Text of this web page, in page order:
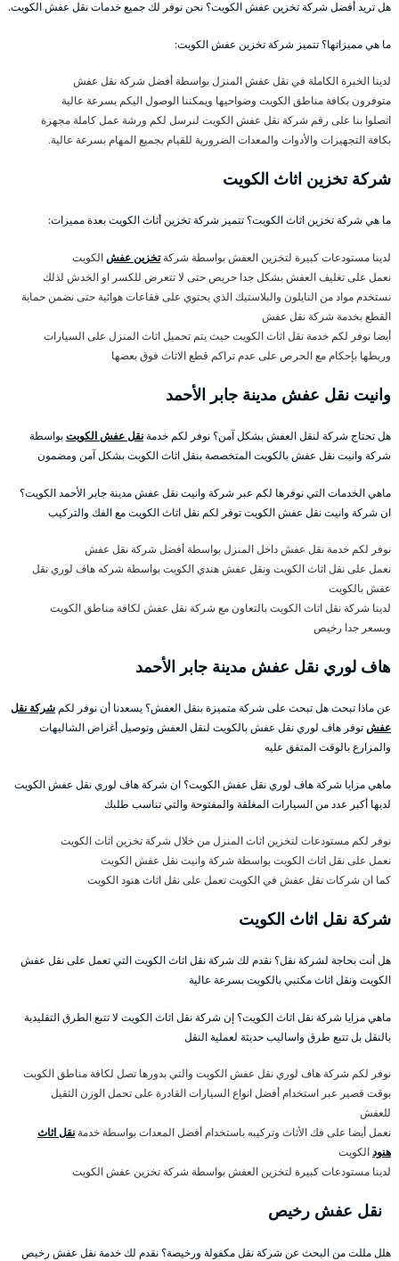
هل تريد أفضل شركة تخزين عفش الكويت؟ نحن نوفر لك جميع خدمات نقل عفش الكويت.
ما هي مميزاتها؟ تتميز شركة تخزين عفش الكويت:
لدينا الخبرة الكاملة في نقل عفش المنزل بواسطة أفضل شركة نقل عفش
متوفرون بكافة مناطق الكويت وضواحيها ويمكننا الوصول اليكم بسرعة عالية
اتصلوا بنا على رقم شركة نقل عفش الكويت لنرسل لكم ورشة عمل كاملة مجهزة
بكافة التجهيزات والأدوات والمعدات الضرورية للقيام بجميع المهام بسرعة عالية.
شركة تخزين اثاث الكويت
ما هي شركة تخزين اثاث الكويت؟ تتميز شركة تخزين أثاث الكويت بعدة مميزات:
لدينا مستودعات كبيرة لتخزين العفش بواسطة شركةتخزين عفشالكويت
نعمل على تغليف العفش بشكل جدا حريص حتى لا تتعرض للكسر او الخدش لذلك
نستخدم مواد من النايلون والبلاستيك الذي يحتوي على فقاعات هوائية حتى نضمن حماية
القطع بخدمة شركة نقل عفش
أيضا نوفر لكم خدمة نقل اثاث الكويت حيث يتم تحميل اثاث المنزل على السيارات
وربطها بإحكام مع الحرص على عدم تراكم قطع الاثاث فوق بعضها
وانيت نقل عفش مدينة جابر الأحمد
هل تحتاج شركة لنقل العفش بشكل آمن؟ نوفر لكم خدمةنقل عفش الكويتبواسطة
شركة وانيت نقل عفش بالكويت المتخصصة بنقل اثاث الكويت بشكل آمن ومضمون
ماهي الخدمات التي نوفرها لكم عبر شركة وانيت نقل عفش مدينة جابر الأحمد الكويت؟
ان شركة وانيت نقل عفش الكويت توفر لكم نقل اثاث الكويت مع الفك والتركيب
نوفر لكم خدمة نقل عفش داخل المنزل بواسطة أفضل شركة نقل عفش
نعمل على نقل اثاث الكويت ونقل عفش هندي الكويت بواسطة شركه هاف لوري نقل
عفش بالكويت
لدينا شركة نقل اثاث الكويت بالتعاون مع شركة نقل عفش لكافة مناطق الكويت
وبسعر جدا رخيص
هاف لوري نقل عفش مدينة جابر الأحمد
عن ماذا تبحث هل تبحث على شركة متميزة بنقل العفش؟ يسعدنا أن نوفر لكم شركة نقل
عفشتوفر هاف لوري نقل عفش بالكويت لنقل العفش وتوصيل أغراض الشاليهات
والمزارع بالوقت المتفق عليه
ماهي مزايا شركة هاف لوري نقل عفش الكويت؟ ان شركة هاف لوري نقل عفش الكويت
لديها أكبر عدد من السيارات المغلقة والمفتوحة والتي تناسب طلبك
نوفر لكم مستودعات لتخزين اثاث المنزل من خلال شركة تخزين اثاث الكويت
نعمل على نقل اثاث الكويت بواسطة شركة وانيت نقل عفش الكويت
كما ان شركات نقل عفش في الكويت تعمل على نقل اثاث هنود الكويت
شركة نقل اثاث الكويت
هل أنت بحاجة لشركة نقل؟ نقدم لك شركة نقل اثاث الكويت التي تعمل على نقل عفش
الكويت ونقل اثاث مكتبي بالكويت بسرعة عالية
ماهي مزايا شركة نقل اثاث الكويت؟ إن شركة نقل اثاث الكويت لا تتبع الطرق التقليدية
بالنقل بل تتبع طرق واساليب حديثة لعملية النقل
نوفر لكم شركة هاف لوري نقل عفش الكويت والتي بدورها تصل لكافة مناطق الكويت
بوقت قصير عبر استخدام أفضل انواع السيارات القادرة على تحمل الوزن الثقيل
للعفش
نعمل أيضا على فك الأثاث وتركيبه باستخدام أفضل المعدات بواسطة خدمة نقل اثاث
هنودالكويت
لدينا مستودعات كبيرة لتخزين العفش بواسطة شركة تخزين عفش الكويت
نقل عفش رخيص
هلل مللت من البحث عن شركة نقل مكفولة ورخيصة؟ نقدم لك خدمة نقل عفش رخيص